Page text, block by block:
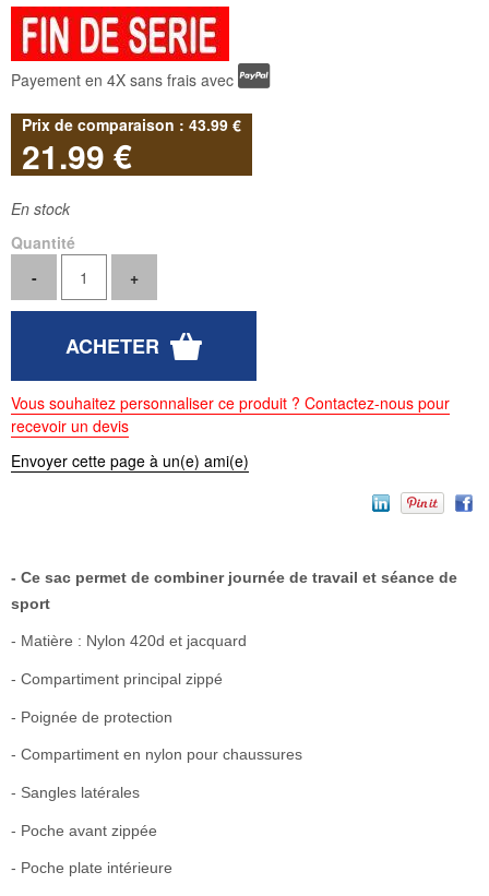
Payement en 4X sans frais avec
43.99 €
21.99 €
En stock
Quantité
Vous souhaitez personnaliser ce produit ? Contactez-nous pour
recevoir un devis
Envoyer cette page à un(e) ami(e)
- Ce sac permet de combiner journée de travail et séance de
sport
- Matière : Nylon 420d et jacquard
- Compartiment principal zippé
- Poignée de protection
- Compartiment en nylon pour chaussures
- Sangles latérales
- Poche avant zippée
- Poche plate intérieure